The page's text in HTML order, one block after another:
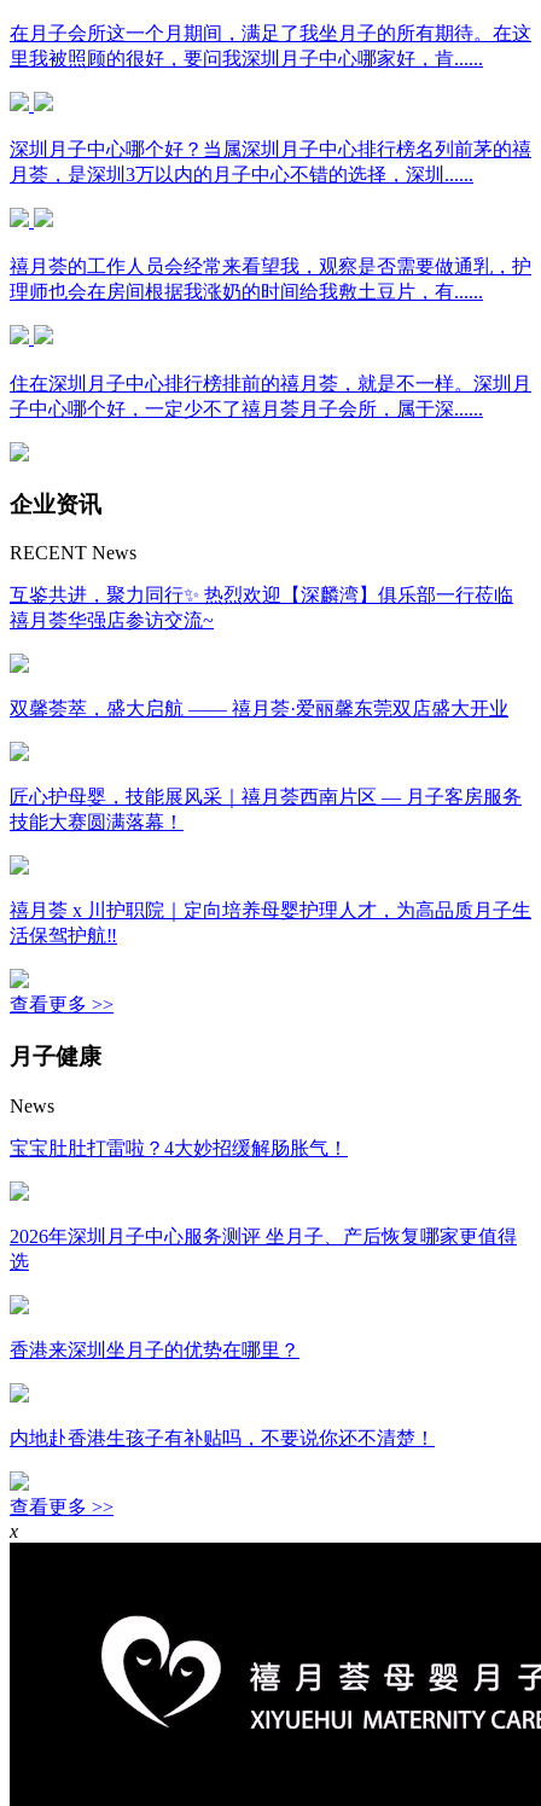
在月子会所这一个月期间，满足了我坐月子的所有期待。在这
里我被照顾的很好，要问我深圳月子中心哪家好，肯......
深圳月子中心哪个好？当属深圳月子中心排行榜名列前茅的禧
月荟，是深圳3万以内的月子中心不错的选择，深圳......
禧月荟的工作人员会经常来看望我，观察是否需要做通乳，护
理师也会在房间根据我涨奶的时间给我敷土豆片，有......
住在深圳月子中心排行榜排前的禧月荟，就是不一样。深圳月
子中心哪个好，一定少不了禧月荟月子会所，属于深......
企业资讯
RECENT News
互鉴共进，聚力同行✨ 热烈欢迎【深麟湾】俱乐部一行莅临
禧月荟华强店参访交流~
双馨荟萃，盛大启航 —— 禧月荟·爱丽馨东莞双店盛大开业
匠心护母婴，技能展风采｜禧月荟西南片区 — 月子客房服务
技能大赛圆满落幕！
禧月荟 x 川护职院｜定向培养母婴护理人才，为高品质月子生
活保驾护航‼️
查看更多 >>
月子健康
News
宝宝肚肚打雷啦？4大妙招缓解肠胀气！
2026年深圳月子中心服务测评 坐月子、产后恢复哪家更值得
选
香港来深圳坐月子的优势在哪里？
内地赴香港生孩子有补贴吗，不要说你还不清楚！
查看更多 >>
x